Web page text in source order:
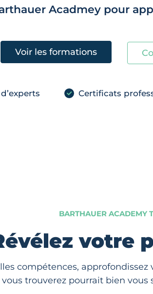
Acadmey pour
Voir les formations
Certificats
BARTHAUER ACADEMY
votre
compétences,
vous trouverez pourrait bien vous